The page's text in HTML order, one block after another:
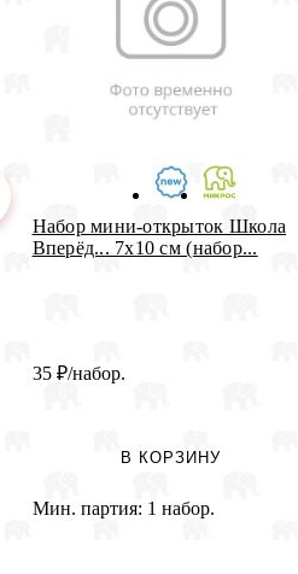
Набор мини-открыток Школа
Вперёд... 7х10 см (набор...
35 ₽/набор.
В КОРЗИНУ
Мин. партия: 1 набор.